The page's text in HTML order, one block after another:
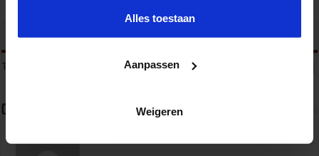
Alles toestaan
Aanpassen
Weigeren
Tags OPENBARE ORDE RADICALISERING
Over Piet